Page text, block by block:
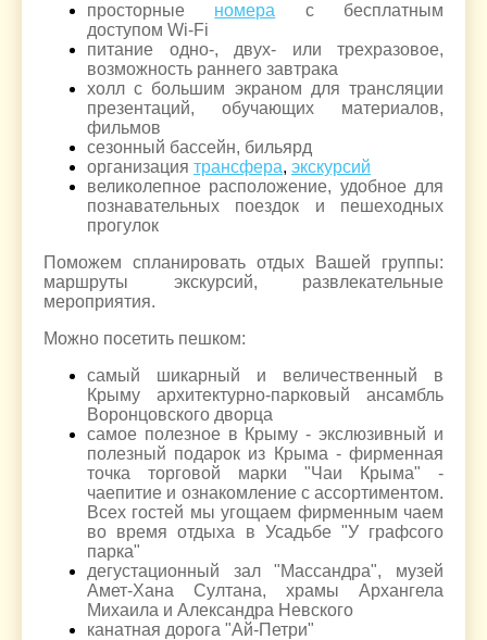
просторные номера с бесплатным
доступом Wi-Fi
питание одно-, двух- или трехразовое,
возможность раннего завтрака
холл с большим экраном для трансляции
презентаций, обучающих материалов,
фильмов
сезонный бассейн, бильярд
организация трансфера, экскурсий
великолепное расположение, удобное для
познавательных поездок и пешеходных
прогулок
Поможем спланировать отдых Вашей группы:
маршруты экскурсий, развлекательные
мероприятия.
Можно посетить пешком:
самый шикарный и величественный в
Крыму архитектурно-парковый ансамбль
Воронцовского дворца
самое полезное в Крыму - экслюзивный и
полезный подарок из Крыма - фирменная
точка торговой марки "Чаи Крыма" -
чаепитие и ознакомление с ассортиментом.
Всех гостей мы угощаем фирменным чаем
во время отдыха в Усадьбе "У графсого
парка"
дегустационный зал "Массандра", музей
Амет-Хана Султана, храмы Архангела
Михаила и Александра Невского
канатная дорога "Ай-Петри"